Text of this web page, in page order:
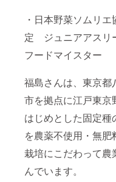
・日本野菜ソムリエ
定 ジュニアアスリ
フードマイスター
福島さんは、東京都
市を拠点に江戸東京
はじめとした固定種
を農薬不使用・無肥
栽培にこだわって農
んでいます。